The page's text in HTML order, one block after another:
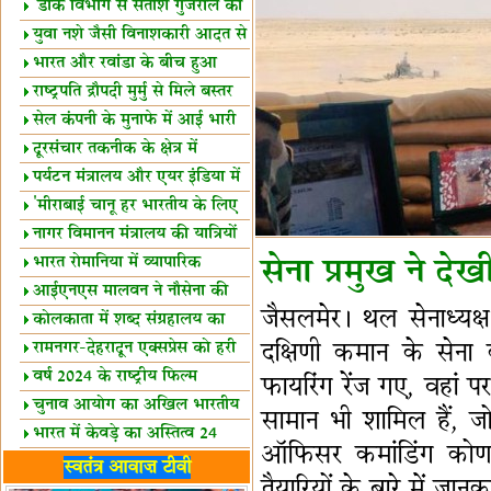
शैक्षिक सत्र शुरू
'डाक विभाग से सतीश गुजराल का
रिश्ता गहरा'
युवा नशे जैसी विनाशकारी आदत से
दूर रहें-मोदी
भारत और रवांडा के बीच हुआ
व्यापार विस्तार
राष्ट्रपति द्रौपदी मुर्मु से मिले बस्तर
के प्रतिनिधि
सेल कंपनी के मुनाफे में आई भारी
उछाल!
दूरसंचार तकनीक के क्षेत्र में
उत्कृष्टता पुरस्कार
पर्यटन मंत्रालय और एयर इंडिया में
समझौता
'मीराबाई चानू हर भारतीय के लिए
प्रेरणा'
नागर विमानन मंत्रालय की यात्रियों
को सलाह
भारत रोमानिया में व्यापारिक
साझेदारियां
आईएनएस मालवन ने नौसेना की
ताकत बढ़ाई
कोलकाता में शब्द संग्रहालय का
उद्घाटन
रामनगर-देहरादून एक्सप्रेस को हरी
झंडीवर्ष 2024 के राष्ट्रीय फिल्म
पुरस्कारों की घोषणा
चुनाव आयोग का अखिल भारतीय
मीडिया सम्मेलन
भारत में केवड़े का अस्तित्‍व 24
लाख वर्ष!
लखनऊ में 'एक राष्ट्र एक चुनाव'
स्वतंत्र आवाज़ टीवी
सेना प्रमुख ने
जैसलमेर। थल
दक्षिणी कमान के
फायरिंग रेंज गए, वहां
सामान भी शामिल हैं,
ऑफिसर कमांडिंग